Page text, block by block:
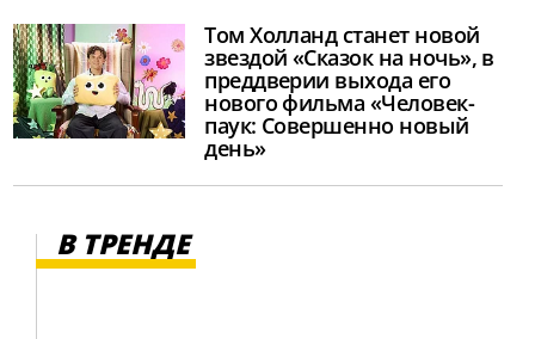
Том Холланд станет новой
звездой «Сказок на ночь», в
преддверии выхода его
нового фильма «Человек-
паук: Совершенно новый
день»
В ТРЕНДЕ